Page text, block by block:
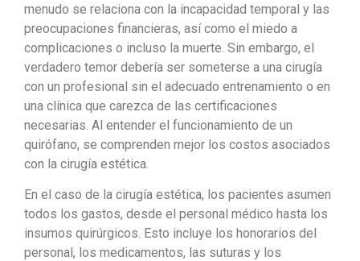
menudo se relaciona con la incapacidad temporal y las
preocupaciones financieras, así como el miedo a
complicaciones o incluso la muerte. Sin embargo, el
verdadero temor debería ser someterse a una cirugía
con un profesional sin el adecuado entrenamiento o en
una clínica que carezca de las certificaciones
necesarias. Al entender el funcionamiento de un
quirófano, se comprenden mejor los costos asociados
con la cirugía estética.
En el caso de la cirugía estética, los pacientes asumen
todos los gastos, desde el personal médico hasta los
insumos quirúrgicos. Esto incluye los honorarios del
personal, los medicamentos, las suturas y los